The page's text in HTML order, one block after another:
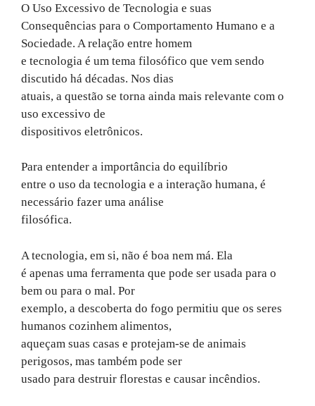
O Uso Excessivo de Tecnologia e suas
Consequências para o Comportamento Humano e a
Sociedade. A relação entre homem
e tecnologia é um tema filosófico que vem sendo
discutido há décadas. Nos dias
atuais, a questão se torna ainda mais relevante com o
uso excessivo de
dispositivos eletrônicos.
Para entender a importância do equilíbrio
entre o uso da tecnologia e a interação humana, é
necessário fazer uma análise
filosófica.
A tecnologia, em si, não é boa nem má. Ela
é apenas uma ferramenta que pode ser usada para o
bem ou para o mal. Por
exemplo, a descoberta do fogo permitiu que os seres
humanos cozinhem alimentos,
aqueçam suas casas e protejam-se de animais
perigosos, mas também pode ser
usado para destruir florestas e causar incêndios.